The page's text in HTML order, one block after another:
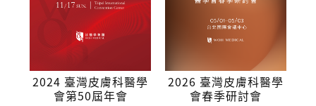
2024 臺灣皮膚科醫學
會第50屆年會
2026 臺灣皮膚科醫學
會春季研討會